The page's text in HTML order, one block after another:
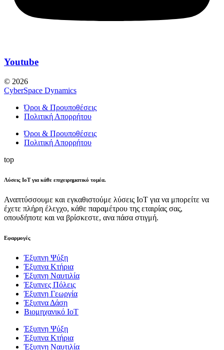
Youtube
© 2026
CyberSpace Dynamics
Όροι & Προυποθέσεις
Πολιτική Απορρήτου
Όροι & Προυποθέσεις
Πολιτική Απορρήτου
top
Λύσεις ΙοΤ για κάθε επιχειρηματικό τομέα.
Αναπτύσσουμε και εγκαθιστούμε λύσεις ΙοΤ για να μπορείτε να
έχετε πλήρη έλεγχο, κάθε παραμέτρου της εταιρίας σας,
οπουδήποτε και να βρίσκεστε, ανα πάσα στιγμή.
Εφαρμογές
Έξυπνη Ψύξη
Έξυπνα Κτήρια
Έξυπνη Ναυτιλία
Έξυπνες Πόλεις
Έξυπνη Γεωργία
Έξυπνα Δάση
Βιομηχανικό IoT
Έξυπνη Ψύξη
Έξυπνα Κτήρια
Έξυπνη Ναυτιλία